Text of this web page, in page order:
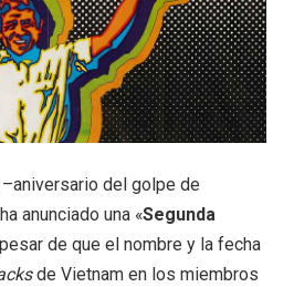
del golpe de
anunciado una «Segunda
pesar de que el nombre y la fecha
de Vietnam en los miembros